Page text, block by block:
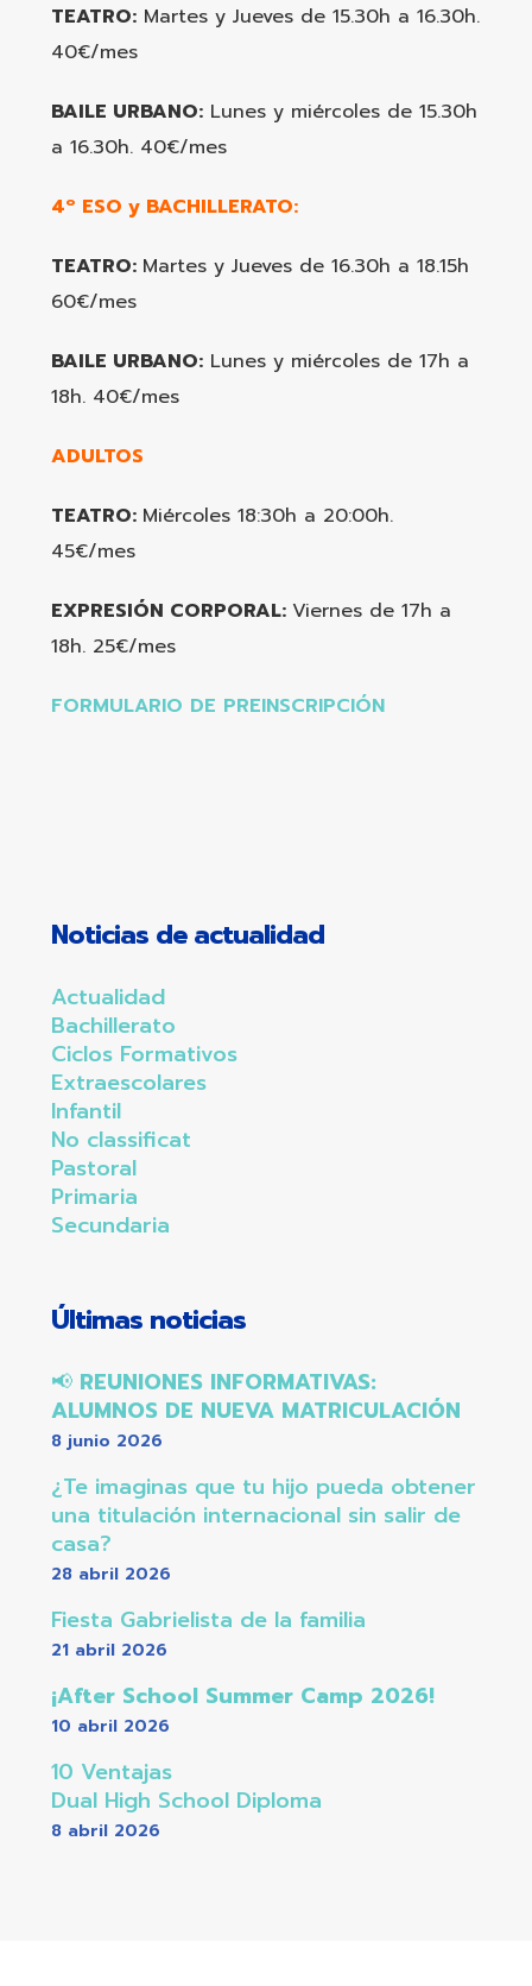
TEATRO:Martes y Jueves de 15.30h a 16.30h.
40€/mes
BAILE URBANO:Lunes y miércoles de 15.30h
a 16.30h. 40€/mes
4º ESO y BACHILLERATO:
TEATRO: Martes y Jueves de 16.30h a 18.15h
60€/mes
BAILE URBANO:Lunes y miércoles de 17h a
18h. 40€/mes
ADULTOS
TEATRO: Miércoles 18:30h a 20:00h.
45€/mes
EXPRESIÓN CORPORAL: Viernes de 17h a
18h. 25€/mes
FORMULARIO DE PREINSCRIPCIÓN
Noticias de actualidad
Actualidad
Bachillerato
Ciclos Formativos
Extraescolares
Infantil
No classificat
Pastoral
Primaria
Secundaria
Últimas noticias
📢 REUNIONES INFORMATIVAS:
ALUMNOS DE NUEVA MATRICULACIÓN
8 junio 2026
¿Te imaginas que tu hijo pueda obtener
una titulación internacional sin salir de
casa?
28 abril 2026
Fiesta Gabrielista de la familia
21 abril 2026
¡After School Summer Camp 2026!
10 abril 2026
10 Ventajas
Dual High School Diploma
8 abril 2026